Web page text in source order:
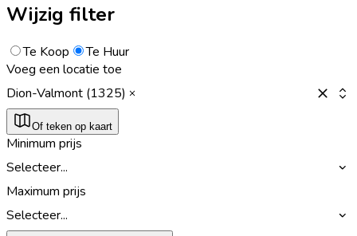
Wijzig filter
Te Koop
Te Huur
Voeg een locatie toe
Dion-Valmont (1325)
Of teken op kaart
Minimum prijs
Selecteer...
Maximum prijs
Selecteer...